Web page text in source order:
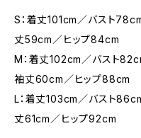
S：着丈101cm／バスト
丈59cm／ヒップ84cm
M：着丈102cm／バスト
袖丈60cm／ヒップ88cm
L：着丈103cm／バスト
丈61cm／ヒップ92cm